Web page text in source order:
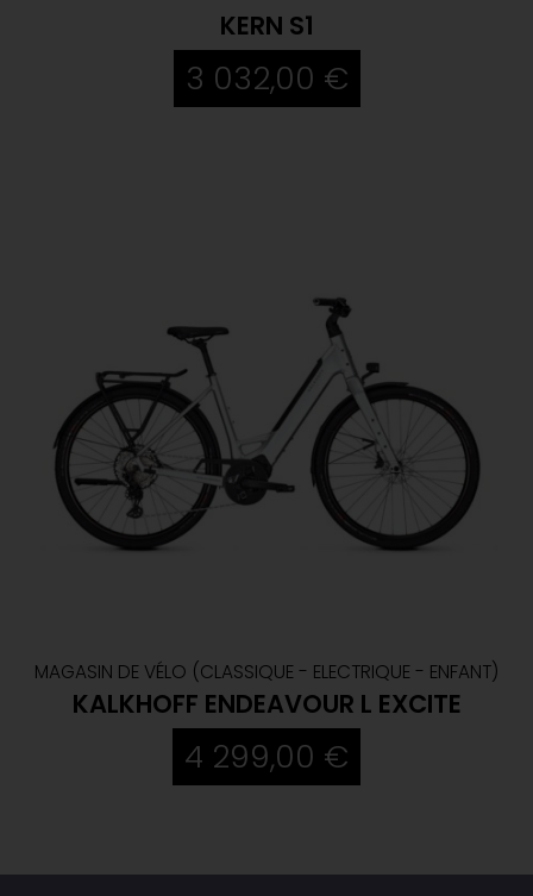
KERN S1
3 032,00 €
MAGASIN DE VÉLO (CLASSIQUE - ELECTRIQUE - ENFANT)
KALKHOFF ENDEAVOUR L EXCITE
4 299,00 €